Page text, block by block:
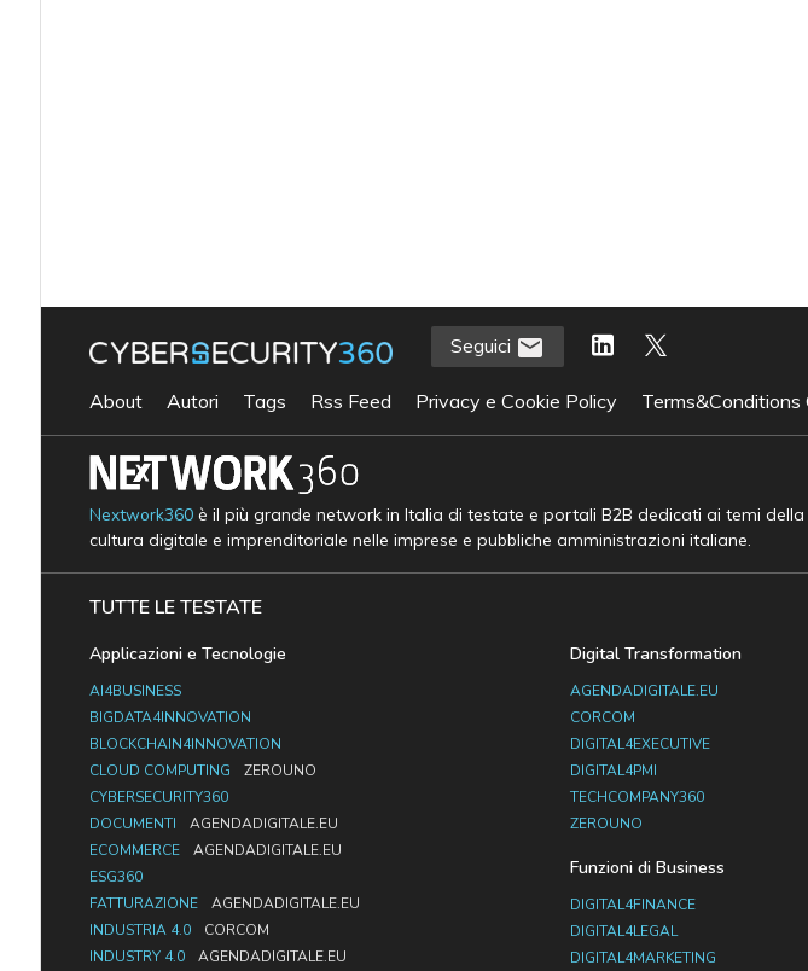
Seguici
About Autori Tags Rss Feed Privacy e Cookie Policy Terms&Conditions
Nextwork360è il più grande network in Italia di testate e portali B2B dedicati ai temi
cultura digitale e imprenditoriale nelle imprese e pubbliche amministrazioni italiane.
TUTTE LE TESTATE
Applicazioni e Tecnologie
AI4BUSINESS
BIGDATA4INNOVATION
BLOCKCHAIN4INNOVATION
CLOUD COMPUTING
ZEROUNO
CYBERSECURITY360
DOCUMENTI
AGENDADIGITALE.EU
ECOMMERCE
AGENDADIGITALE.EU
ESG360
FATTURAZIONE
AGENDADIGITALE.EU
INDUSTRIA 4.0
CORCOM
INDUSTRY 4.0
AGENDADIGITALE.EU
Digital Transformation
AGENDADIGITALE.EU
CORCOM
DIGITAL4EXECUTIVE
DIGITAL4PMI
TECHCOMPANY360
ZEROUNO
Funzioni di Business
DIGITAL4FINANCE
DIGITAL4LEGAL
DIGITAL4MARKETING